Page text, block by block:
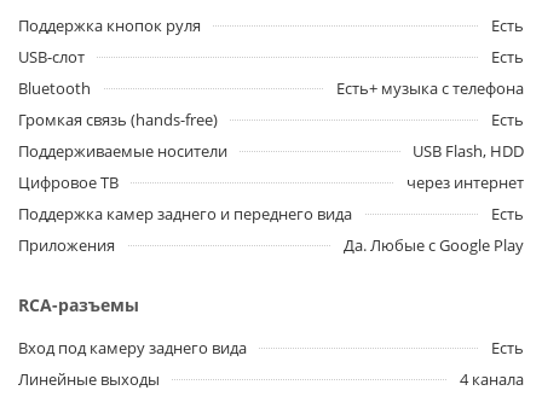
Поддержка кнопок руля
Есть
USB-слот
Есть
Bluetooth
Есть+ музыка с телефона
Громкая связь (hands-free)
Есть
Поддерживаемые носители
USB Flash, HDD
Цифровое ТВ
через интернет
Поддержка камер заднего и переднего вида
Есть
Приложения
Да. Любые с Google Play
RCA-разъемы
Вход под камеру заднего вида
Есть
Линейные выходы
4 канала